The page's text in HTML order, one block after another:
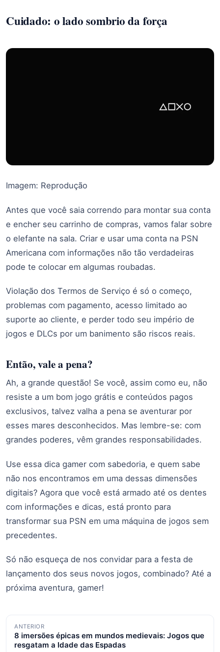
Cuidado: o lado sombrio da força
Imagem: Reprodução
Antes que você saia correndo para montar sua conta
e encher seu carrinho de compras, vamos falar sobre
o elefante na sala. Criar e usar uma conta na PSN
Americana com informações não tão verdadeiras
pode te colocar em algumas roubadas.
Violação dos Termos de Serviço é só o começo,
problemas com pagamento, acesso limitado ao
suporte ao cliente, e perder todo seu império de
jogos e DLCs por um banimento são riscos reais.
Então, vale a pena?
Ah, a grande questão! Se você, assim como eu, não
resiste a um bom jogo grátis e conteúdos pagos
exclusivos, talvez valha a pena se aventurar por
esses mares desconhecidos. Mas lembre-se: com
grandes poderes, vêm grandes responsabilidades.
Use essa dica gamer com sabedoria, e quem sabe
não nos encontramos em uma dessas dimensões
digitais? Agora que você está armado até os dentes
com informações e dicas, está pronto para
transformar sua PSN em uma máquina de jogos sem
precedentes.
Só não esqueça de nos convidar para a festa de
lançamento dos seus novos jogos, combinado? Até a
próxima aventura, gamer!
Navegação
de
ANTERIOR
8 imersões épicas em mundos medievais: Jogos que
resgatam a Idade das Espadas